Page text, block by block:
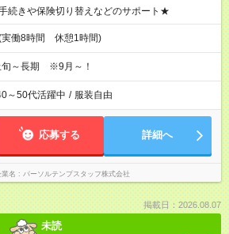
続きや保険切り替えなどのサポート★
実働8時間 休憩1時間)
旬～長期 ※9月～！
～50代活躍中 / 服装自由
応募する 詳細へ
名 パーソルテンプスタッフ株式会社
掲載日：2026.08.07
未読